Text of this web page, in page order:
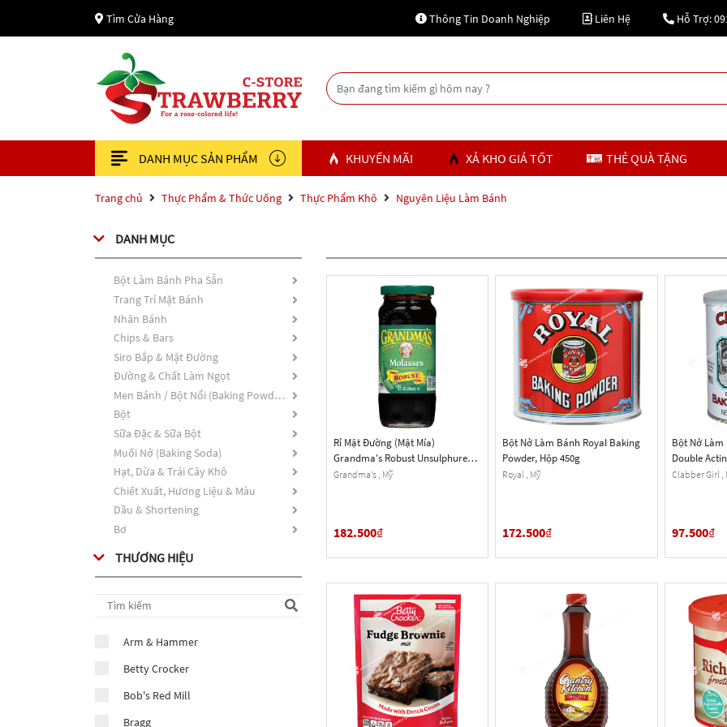
Tìm Cửa Hàng Thông Tin Doanh Nghiệp Liên Hệ Hỗ Trợ:
DANH MỤC SẢN PHẨM KHUYẾN MÃI XẢ KHO GIÁ TỐT THẺ QUÀ TẶNG
Trang chủ Thực Phẩm & Thức Uống Thực Phẩm Khô Nguyên Liệu Làm Bánh
DANH MỤC
Bột Làm Bánh Pha Sẵn
Trang Trí Mặt Bánh
Nhân Bánh
Chips & Bars
Siro Bắp & Mật Đường
Đường & Chất Làm Ngọt
Men Bánh / Bột Nổi (Baking Powder)
Bột
Sữa Đặc & Sữa Bột
Muối Nở (Baking Soda)
Hạt, Dừa & Trái Cây Khô
Chiết Xuất, Hương Liệu & Màu
Dầu & Shortening
Bơ
THƯƠNG HIỆU
Arm & Hammer
Betty Crocker
Bob's Red Mill
Bragg
Rỉ Mật Đường (Mật Mía)
Grandma's Robust Unsulphured
Molasses, Hũ 355 mL (12 Fl. Oz.)
Grandma’s , Mỹ
182.500₫
Bột Nở Làm Bánh Royal Baking
Powder, Hộp 450g
Royal , Mỹ
172.500₫
Bột Nở
Double
Hộp 227g (8
Clabber Girl ,
97.500₫